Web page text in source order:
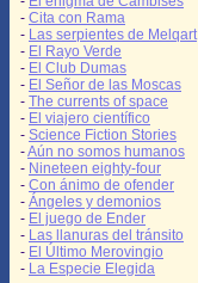
- Cita con Rama
- Las serpientes de Melqart
- El Rayo Verde
- El Club Dumas
- El Señor de las Moscas
- The currents of space
- El viajero científico
- Science Fiction Stories
-Aún no somos humanos
- Nineteen eighty-four
- Con ánimo de ofender
- Ángeles y demonios
- El juego de Ender
- Las llanuras del tránsito
- El Último Merovingio
- La Especie Elegida